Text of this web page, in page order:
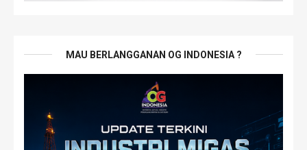
MAU BERLANGGANAN OG INDONESIA ?